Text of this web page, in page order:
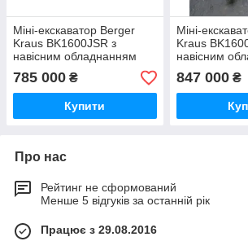
Міні-екскаватор Berger
Kraus BK1600JSR з
навісним обладнанням
для двигуна KUBOTA
785 000 ₴
Купити
Міні-
Kraus
навісним
для двигуна
847 000₴
Про нас
Рейтинг не сформований
Менше 5 відгуків за останній рік
Працює з 29.08.2016